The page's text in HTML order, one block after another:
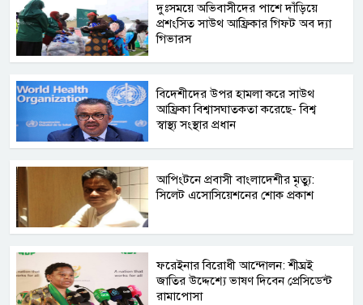
দুঃসময়ে অভিবাসীদের পাশে দাঁড়িয়ে
প্রশংসিত সাউথ আফ্রিকার গিফট অব দ্যা
গিভারস
বিদেশীদের উপর হামলা করে সাউথ
আফ্রিকা বিশ্বাসঘাতকতা করেছে- বিশ্ব
স্বাস্থ্য সংস্থার প্রধান
আপিংটনে প্রবাসী বাংলাদেশীর মৃত্যু:
সিলেট এসোসিয়েশনের শোক প্রকাশ
ফরেইনার বিরোধী আন্দোলন: শীঘ্রই
জাতির উদ্দেশ্যে ভাষণ দিবেন প্রেসিডেন্ট
রামাপোসা